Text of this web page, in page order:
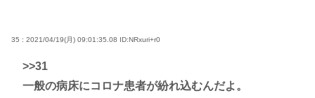
35 : 2021/04/19(月) 09:01:35.08 ID:NRxuri+r0
>>31
一般の病床にコロナ患者が紛れ込むんだよ。